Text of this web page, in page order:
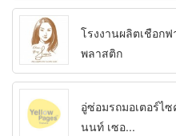
โรงงานผลิตเชือก
พลาสติก
อู่ซ่อมรถมอเตอร์ไ
นนท์ เซอ...